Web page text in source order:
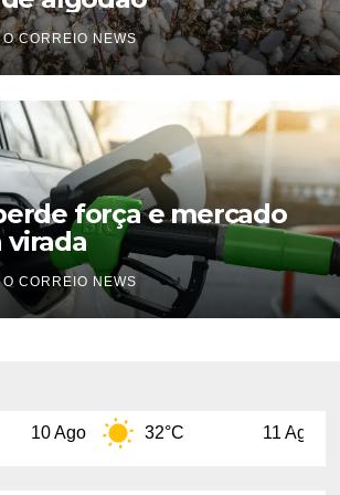
O CORREIO NEWS
força e mercado
virada
O CORREIO NEWS
32°C 11 Ago 29°C